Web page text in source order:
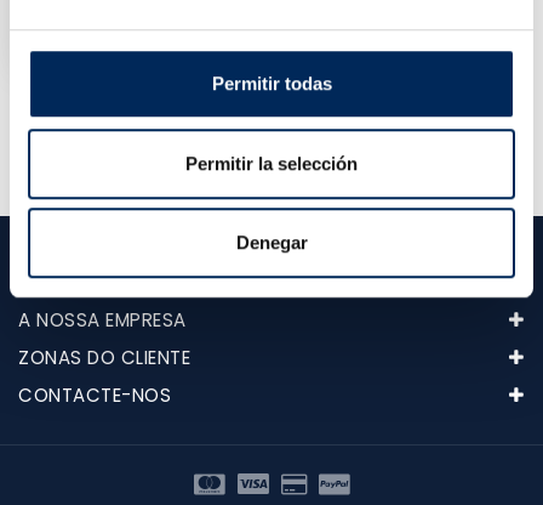
Permitir todas
Permitir la selección
Denegar
Mostrando 1-3 de um total de 3 artigo(s)
CATEGORIAS
A NOSSA EMPRESA
ZONAS DO CLIENTE
CONTACTE-NOS